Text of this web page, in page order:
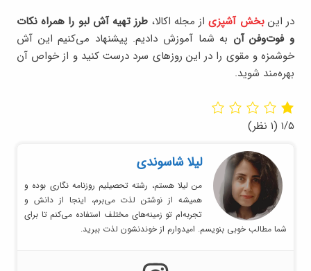
در این بخش آشپزیاز مجله اکالا، طرز تهیه آش لبو را همراه نکات
و فوت‌و‌فن آن به شما آموزش دادیم. پیشنهاد می‌کنیم این آش
خوشمزه و مقوی را در این روزهای سرد درست کنید و از خواص آن
بهره‌مند شوید.
۱/۵ (۱ نظر)
لیلا شاسوندی
من لیلا هستم، رشته تحصیلیم روزنامه نگاری بوده و
همیشه از نوشتن لذت می‌برم، اینجا از دانش و
تجربه‌ام تو زمینه‌های مختلف استفاده می‌کنم تا برای
شما مطالب خوبی بنویسم. امیدوارم از خوندنشون لذت ببرید.